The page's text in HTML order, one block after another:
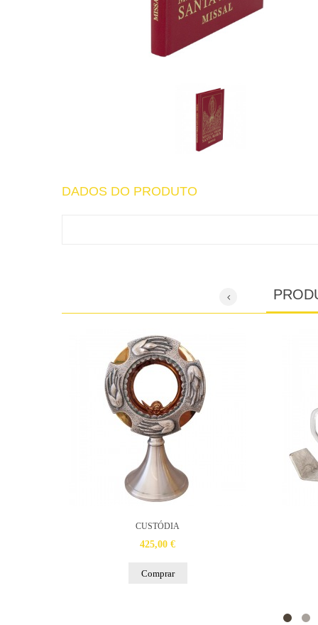
DADOS DO PRODUTO
CUSTÓDIA
425,00 €
Comprar